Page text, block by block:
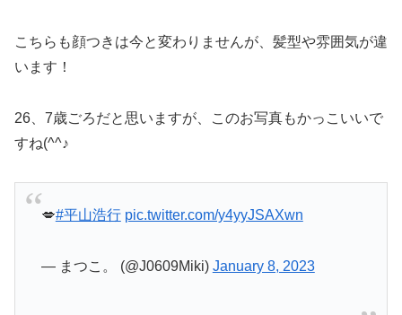
こちらも顔つきは今と変わりませんが、髪型や雰囲気が違
います！
26、7歳ごろだと思いますが、このお写真もかっこいいで
すね(^^♪
💋#平山浩行 pic.twitter.com/y4yyJSAXwn
— まつこ。 (@J0609Miki) January 8, 2023